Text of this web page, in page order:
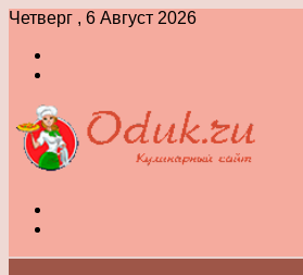
Четверг , 6 Август 2026